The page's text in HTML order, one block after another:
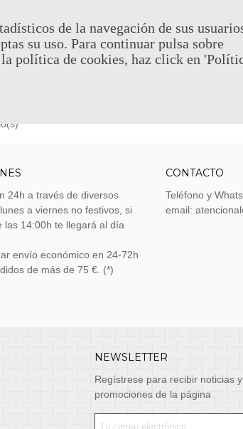
24h a través de diversos
a viernes no festivos, si
las 14:00h te llegará al día
envío económico en 24-72h
de más de 75 €. (*)
CONTACTO
Teléfono y
email:
NEWSLETTER
Regístrese para recibir noticias y
promociones de la página
de la navegación de sus
su uso. Para continuar pulsa sobre
política de cookies, haz click en